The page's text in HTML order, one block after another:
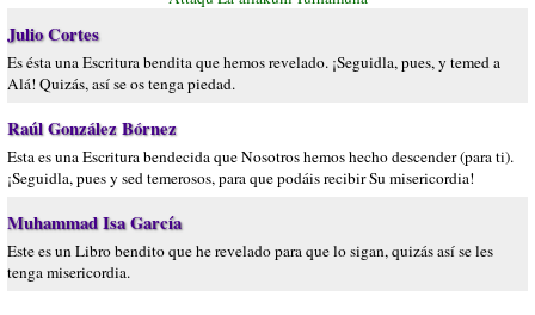
Julio Cortes
Es ésta una Escritura bendita que hemos revelado. ¡Seguidla, pues, y temed a
Alá! Quizás, así se os tenga piedad.
Raúl González Bórnez
Esta es una Escritura bendecida que Nosotros hemos hecho descender (para ti).
¡Seguidla, pues y sed temerosos, para que podáis recibir Su misericordia!
Muhammad Isa García
Este es un Libro bendito que he revelado para que lo sigan, quizás así se les
tenga misericordia.